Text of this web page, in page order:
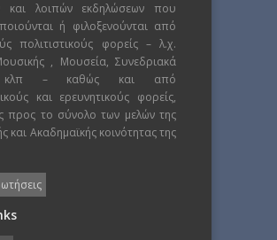
και λοιπών εκδηλώσεων που
ή φιλοξενούνται από
πολιτιστικούς φορείς – λ.χ.
, Μουσεία, Συνεδριακά
κλπ – καθώς και από
και ερευνητικούς φορείς,
προς το σύνολο των μελών της
και Ακαδημαϊκής κοινότητας της